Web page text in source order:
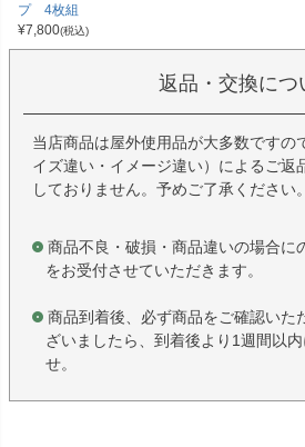
プ 4枚組
¥7,800(税込)
返品・交換につ
当店商品は屋外使用品が大多数ですの
イズ違い・イメージ違い）によるご返
しておりません。予めご了承ください。
商品不良・破損・商品違いの場合に
をお受付させていただきます。
商品到着後、必ず商品をご確認いた
ざいましたら、到着後より1週間以
せ。